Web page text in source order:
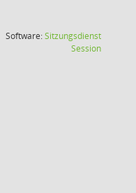
Software:Sitzungsdienst
Session(Wird in